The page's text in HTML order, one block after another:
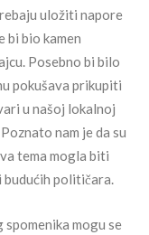
uložiti napore
bi bio kamen
Posebno bi bilo
pokušava prikupiti
u našoj lokalnoj
nam je da su
tema mogla biti
budućih političara.
mogu se